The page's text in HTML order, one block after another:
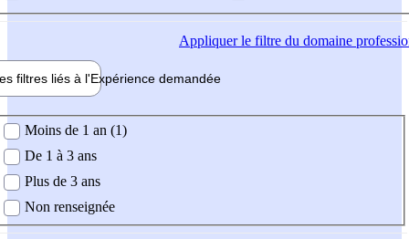
Appliquerle filtre du domaine
filtres liés à l'Expérience demandée
demandée
Moins de 1 an (1)
De 1 à 3 ans
Plus de 3 ans
Non renseignée